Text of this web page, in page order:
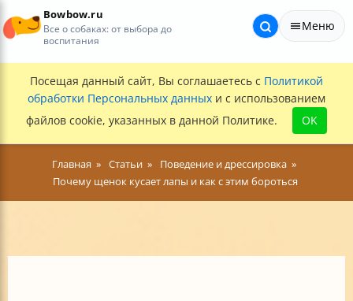
Bowbow.ru
Все о собаках: от выбора до
воспитания
Меню
Посещая данный сайт, Вы соглашаетесь с Политикой
обработки Персональных данных и с использованием
файлов cookie, указанных в данной Политике.
OK
Главная Статьи
Поведение и дрессировка
Почему щенок кусает лапы и как с этим бороться